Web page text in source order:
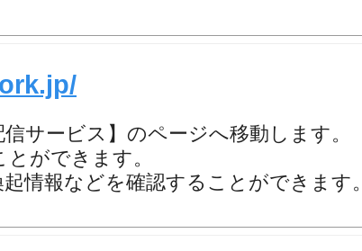
サービス】のページへ移動します。
ができます。
情報などを確認することができます。